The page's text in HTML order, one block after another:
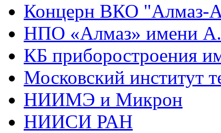
Концерн ВКО "Алмаз-
НПО «Алмаз» имени
КБ приборостроения
Московский институт
НИИМЭ и Микрон
НИИСИ РАН